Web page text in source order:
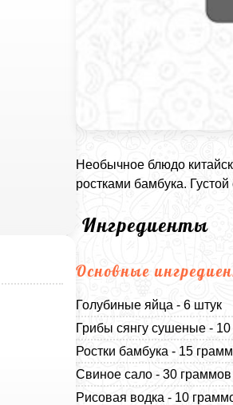
Необычное блюдо
ростками бамбука.
Ингредиенты
Основные
Голубиные яйца - 6 штук
Грибы сянгу сушеные -
Ростки бамбука - 15
Свиное сало - 30 граммов
Рисовая водка - 10